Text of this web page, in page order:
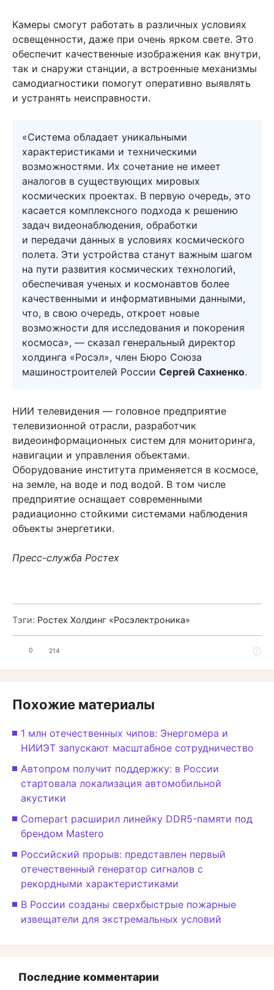
Камеры смогут работать в различных условиях
освещенности, даже при очень ярком свете. Это
обеспечит качественные изображения как внутри,
так и снаружи станции, а встроенные механизмы
самодиагностики помогут оперативно выявлять
и устранять неисправности.
«Система обладает уникальными
характеристиками и техническими
возможностями. Их сочетание не имеет
аналогов в существующих мировых
космических проектах. В первую очередь, это
касается комплексного подхода к решению
задач видеонаблюдения, обработки
и передачи данных в условиях космического
полета. Эти устройства станут важным шагом
на пути развития космических технологий,
обеспечивая ученых и космонавтов более
качественными и информативными данными,
что, в свою очередь, откроет новые
возможности для исследования и покорения
космоса», — сказал генеральный директор
холдинга «Росэл», член Бюро Союза
машиностроителей России Сергей Сахненко.
НИИ телевидения — головное предприятие
телевизионной отрасли, разработчик
видеоинформационных систем для мониторинга,
навигации и управления объектами.
Оборудование института применяется в космосе,
на земле, на воде и под водой. В том числе
предприятие оснащает современными
радиационно стойкими системами наблюдения
объекты энергетики.
Пресс-служба Ростех
Тэги: Ростех Холдинг «Росэлектроника»
0 214
Похожие материалы
1 млн отечественных чипов: Энергомера и
НИИЭТ запускают масштабное сотрудничество
Автопром получит поддержку: в России
стартовала локализация автомобильной
акустики
Comepart расширил линейку DDR5-памяти под
брендом Mastero
Российский прорыв: представлен первый
отечественный генератор сигналов с
рекордными характеристиками
В России созданы сверхбыстрые пожарные
извещатели для экстремальных условий
Последние комментарии